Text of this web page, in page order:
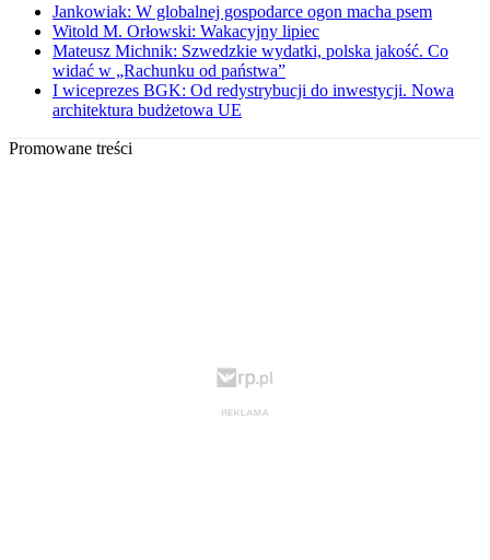
Jankowiak: W globalnej gospodarce ogon macha psem
Witold M. Orłowski: Wakacyjny lipiec
Mateusz Michnik: Szwedzkie wydatki, polska jakość. Co
widać w „Rachunku od państwa”
I wiceprezes BGK: Od redystrybucji do inwestycji. Nowa
architektura budżetowa UE
Promowane treści